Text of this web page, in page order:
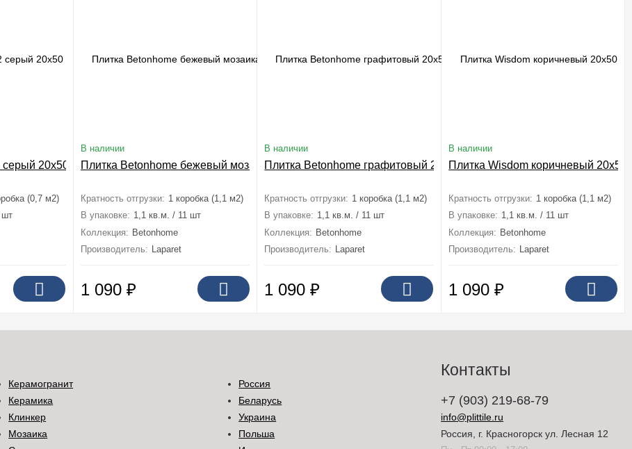
20x50
(0,7 м2)
шт
В наличии
Плитка Betonhome бежевый мозаика 20x50
Кратность отгрузки: 1 коробка (1,1 м2)
В упаковке: 1,1 кв.м. / 11 шт
Коллекция: Betonhome
Производитель: Laparet
1 090 ₽
В наличии
Плитка Betonhome графитовый 20x50
Кратность отгрузки: 1 коробка (1,1 м2)
В упаковке: 1,1 кв.м. / 11 шт
Коллекция: Betonhome
Производитель: Laparet
1 090₽
В наличии
Плитка Wisdom коричневый 20x50
Кратность отгрузки: 1 коробка (1,1 м2)
В упаковке: 1,1 кв.м. / 11 шт
Коллекция: Betonhome
Производитель: Laparet
1 090₽
Керамогранит
Керамика
Клинкер
Мозаика
Россия
Беларусь
Украина
Польша
Контакты
+7 (903) 219-68-79
info@plittile.ru
Россия, г. Красногорск ул. Лесная 12